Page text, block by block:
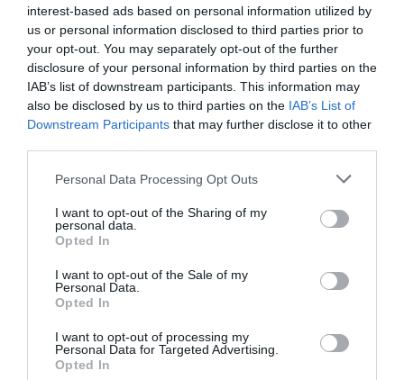
interest-based ads based on personal information utilized by
us or personal information disclosed to third parties prior to
your opt-out. You may separately opt-out of the further
disclosure of your personal information by third parties on the
IAB’s list of downstream participants. This information may
also be disclosed by us to third parties on the IAB’s List of
Downstream Participants that may further disclose it to other
Personal Data Processing Opt Outs
I want to opt-out of the Sharing of my
personal data.
Opted In
I want to opt-out of the Sale of my
Personal Data.
Opted In
I want to opt-out of processing my
Personal Data for Targeted Advertising.
Opted In